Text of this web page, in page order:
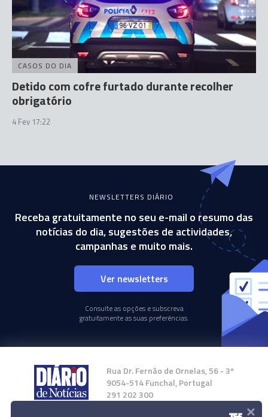
CASOS DO DIA
Detido com cofre furtado durante recolher
obrigatório
4 Fev 17:22
NEWSLETTERS DIÁRIO
Receba gratuitamente no seu e-mail o resumo das
notícias do dia, sugestões de actividades,
campanhas e muito mais.
Ver newsletters
Consulte as opções e subscreva
gratuitamente as suas preferências.
Rua Dr. Fernão de Ornelas, 56 - 3º
9054-514 Funchal, Portugal
291 202 300
×